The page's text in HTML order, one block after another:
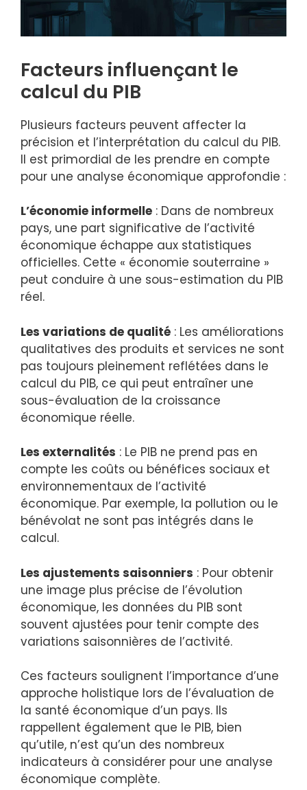
Facteurs influençant le
calcul du PIB
Plusieurs facteurs peuvent affecter la
précision et l’interprétation du calcul du PIB.
Il est primordial de les prendre en compte
pour une analyse économique approfondie :
L’économie informelle : Dans de nombreux
pays, une part significative de l’activité
économique échappe aux statistiques
officielles. Cette « économie souterraine »
peut conduire à une sous-estimation du PIB
réel.
Les variations de qualité : Les améliorations
qualitatives des produits et services ne sont
pas toujours pleinement reflétées dans le
calcul du PIB, ce qui peut entraîner une
sous-évaluation de la croissance
économique réelle.
Les externalités : Le PIB ne prend pas en
compte les coûts ou bénéfices sociaux et
environnementaux de l’activité
économique. Par exemple, la pollution ou le
bénévolat ne sont pas intégrés dans le
calcul.
Les ajustements saisonniers : Pour obtenir
une image plus précise de l’évolution
économique, les données du PIB sont
souvent ajustées pour tenir compte des
variations saisonnières de l’activité.
Ces facteurs soulignent l’importance d’une
approche holistique lors de l’évaluation de
la santé économique d’un pays. Ils
rappellent également que le PIB, bien
qu’utile, n’est qu’un des nombreux
indicateurs à considérer pour une analyse
économique complète.